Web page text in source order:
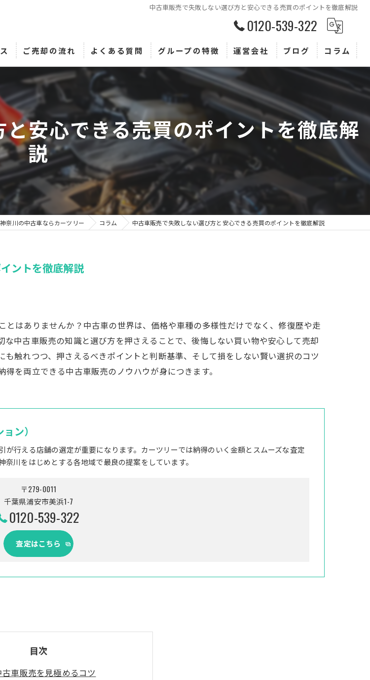
中古車販売で失敗しない選び方と安心できる売買のポイントを徹底解説
0120-539-322
ご売却の流れ よくある質問 グループの特徴
買取
販売
トヨタ
運営会社 ブログ コラム
安心できる売買のポイントを徹底解
説
神奈川の中古車ならカーツリー コラム 中古車販売で失敗しない選び方と安心できる売買のポイントを徹底解説
ントを徹底解説
はありませんか？中古車の世界は、価格や車種の多様性だけでなく、修復歴や走
中古車販売の知識と選び方を押さえることで、後悔しない買い物や安心して売却
触れつつ、押さえるべきポイントと判断基準、そして損をしない賢い選択のコツ
を両立できる中古車販売のノウハウが身につきます。
ン）
が行える店舗の選定が重要になります。カーツリーでは納得のいく金額とスムーズな査定
川をはじめとする各地域で最良の提案をしています。
〒279-0011
千葉県浦安市美浜1-7
0120-539-322
査定はこちら
目次
車販売を見極めるコツ